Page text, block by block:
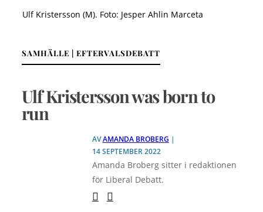
Ulf Kristersson (M). Foto: Jesper Ahlin Marceta
SAMHÄLLE | EFTERVALSDEBATT
Ulf Kristersson was born to
run
AVAMANDA BROBERG |
14 SEPTEMBER 2022
Amanda Broberg sitter i redaktionen
för Liberal Debatt.